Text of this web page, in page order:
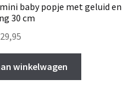
baby popje met geluid en
30 cm
winkelwagen